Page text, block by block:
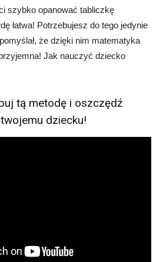
szybko opanować tabliczkę
łatwa! Potrzebujesz do tego jedynie
że dzięki nim matematyka
Jak nauczyć dziecko
tą metodę i oszczędź
dziecku!